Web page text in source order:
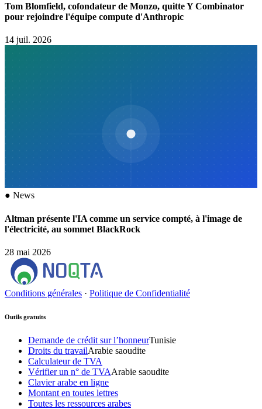
Tom Blomfield, cofondateur de Monzo, quitte Y Combinator
pour rejoindre l'équipe compute d'Anthropic
14 juil. 2026
● News
Altman présente l'IA comme un service compté, à l'image de
l'électricité, au sommet BlackRock
28 mai 2026
Conditions générales · Politique de Confidentialité
Outils gratuits
Demande de crédit sur l’honneurTunisie
Droits du travailArabie saoudite
Calculateur de TVA
Vérifier un n° de TVAArabie saoudite
Clavier arabe en ligne
Montant en toutes lettres
Toutes les ressources arabes